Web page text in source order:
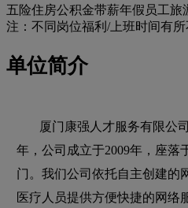
五险住房公积金带薪年假 员工旅
注：不同岗位福利/上班时间有所
单位简介
厦门康强人才服务有限公
年，公司成立于2009年，座
门。我们公司依托自主创建的
医疗人员提供方便快捷的网络